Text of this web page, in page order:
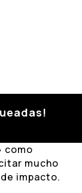
como
mucho
impacto.